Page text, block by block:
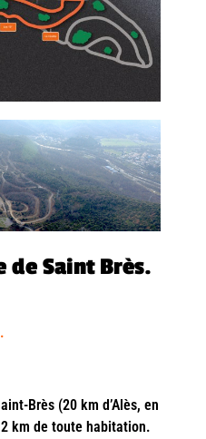
Saint Brès.
Brès (20 km d’Alès, en
km de toute habitation.